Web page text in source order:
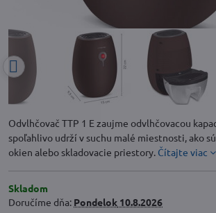
Odvlhčovač TTP 1 E zaujme odvlhčovacou
spoľahlivo udrží v suchu malé miestnosti, ako
okien alebo skladovacie priestory. Čítajte viac
Skladom
Doručíme dňa: Pondelok 10.8.2026